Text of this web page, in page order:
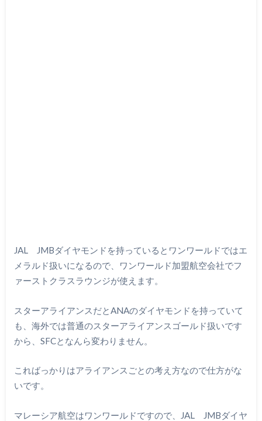
JAL JMBダイヤモンドを持っているとワンワールドではエ
メラルド扱いになるので、ワンワールド加盟航空会社でフ
ァーストクラスラウンジが使えます。
スターアライアンスだとANAのダイヤモンドを持っていて
も、海外では普通のスターアライアンスゴールド扱いです
から、SFCとなんら変わりません。
こればっかりはアライアンスごとの考え方なので仕方がな
いです。
マレーシア航空はワンワールドですので、JAL JMBダイヤ